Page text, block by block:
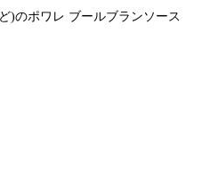
)のポワレ ブールブランソース